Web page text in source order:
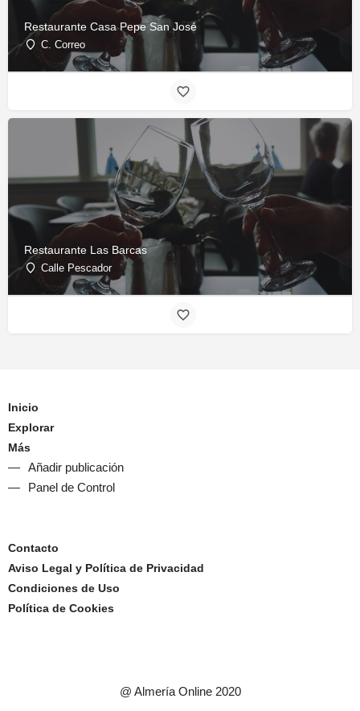
Restaurante Casa Pepe San José
C. Correo
Restaurante Las Barcas
Calle Pescador
Inicio
Explorar
Más
Añadir publicación
Panel de Control
Contacto
Aviso Legal y Política de Privacidad
Condiciones de Uso
Política de Cookies
@ Almería Online 2020